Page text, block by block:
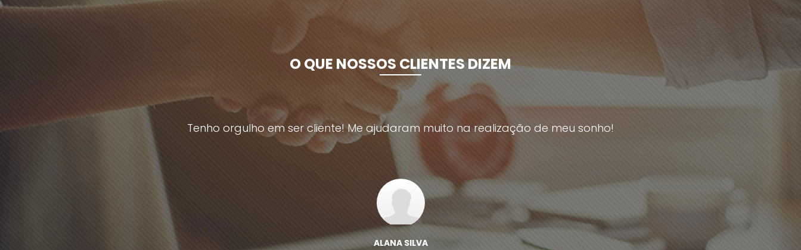
O QUE NOSSOS CLIENTES DIZEM
Tenho orgulho em ser cliente! Me ajudaram muito na realização de meu sonho!
ALANA SILVA